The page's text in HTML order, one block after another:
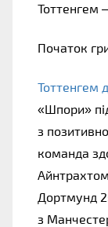
Тоттенгем
Початок
Тоттенгем
«Шпори»
з
команда
Дортмунд
з